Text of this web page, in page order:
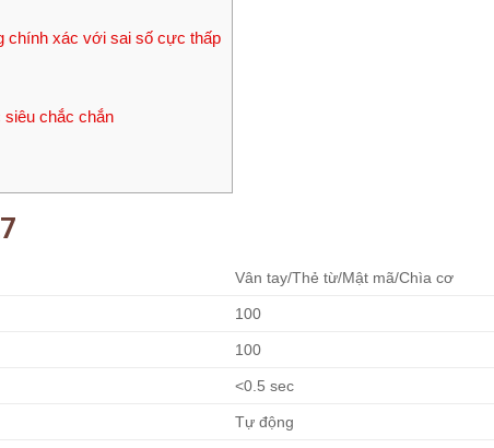
chính xác với sai số cực thấp
chắc chắn
Vân tay/Thẻ từ/Mật mã/Chìa cơ
100
100
<0.5 sec
Tự động